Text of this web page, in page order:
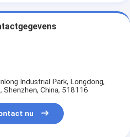
Industrial Park, Longdong,
Shenzhen, China, 518116
nu